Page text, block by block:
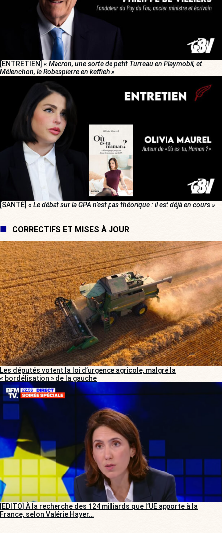
[ENTRETIEN] « Macron, une sorte de petit Turreau en Playmobil, et
Mélenchon, le Robespierre en keffieh »
[SANTÉ] « Le débat sur la GPA n’est pas théorique : il est déjà en cours »
CORRECTIFS ET MISES À JOUR
Les députés votent la loi d’urgence agricole, malgré la
« bordélisation » de la gauche
[EDITO] À la recherche des 124 milliards que l’UE apporte à la
France, selon Valérie Hayer…